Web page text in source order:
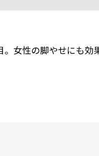
女性の脚やせにも効